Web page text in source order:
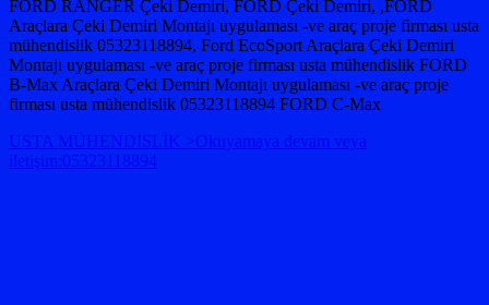
FORD RANGER Çeki Demiri, FORD Çeki Demiri, ,FORD
Araçlara Çeki Demiri Montajı uygulaması -ve araç proje firması usta
mühendislik 05323118894, Ford EcoSport Araçlara Çeki Demiri
Montajı uygulaması -ve araç proje firması usta mühendislik FORD
B-Max Araçlara Çeki Demiri Montajı uygulaması -ve araç proje
firması usta mühendislik 05323118894 FORD C-Max
USTA MÜHENDİSLİK >Okuyamaya devam veya
iletişim:05323118894